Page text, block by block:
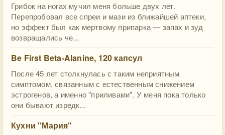
Грибок на ногах мучил меня больше двух лет.
Перепробовал все спреи и мази из ближайшей аптеки,
но эффект был как мертвому припарка — запах и зуд
возвращались че...
Be First Beta-Alanine, 120 капсул
После 45 лет столкнулась с таким неприятным
симптомом, связанным с естественным снижением
эстрогенов, а именно "приливами". У меня пока только
они бывают изредк...
Кухни "Мария"